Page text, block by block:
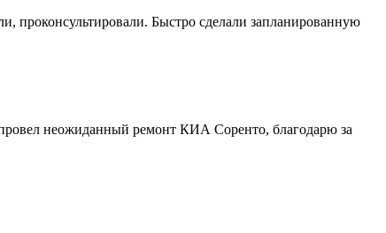
проконсультировали. Быстро сделали запланированную
неожиданный ремонт КИА Соренто, благодарю за